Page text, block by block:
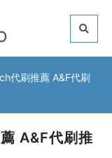
代刷推薦 A&F代刷
A&F代刷推